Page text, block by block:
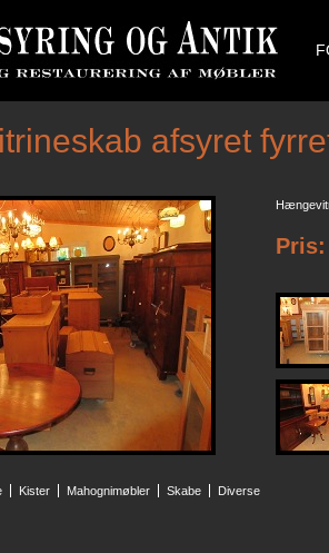
afsyret
Pris:
Kister Mahognimøbler Skabe Diverse